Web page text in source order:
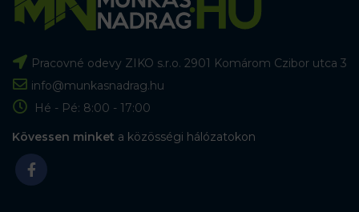
Pracovné odevy ZIKO s.r.o. 2901 Komárom Czibor utca 3
info@munkasnadrag.hu
Hé - Pé: 8:00 - 17:00
Kövessen minket a közösségi hálózatokon